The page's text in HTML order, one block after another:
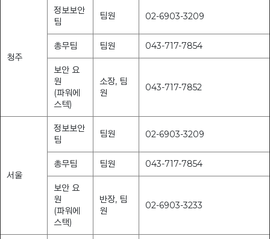
청주
정보보안
팀
팀원 02-6903-3209
총무팀 팀원 043-717-7854
보안 요
원
(파워에
스텍)
소장, 팀
원
043-717-7852
서울
정보보안
팀
팀원 02-6903-3209
총무팀 팀원 043-717-7854
보안 요
원
(파워에
스택)
반장, 팀
원
02-6903-3233